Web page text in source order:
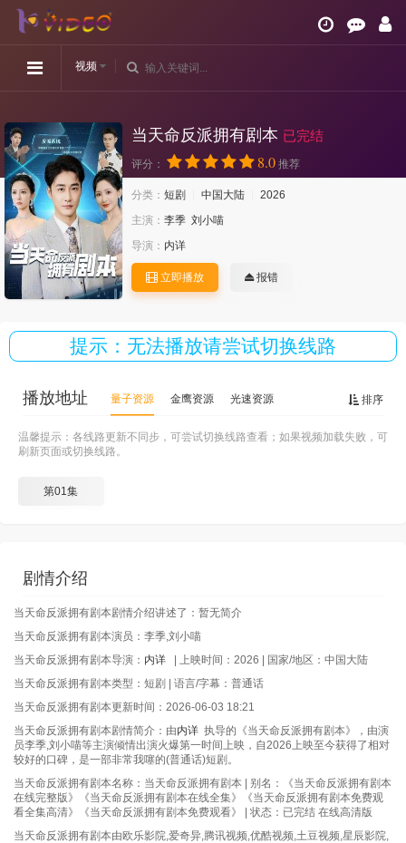
视频
当天命反派拥有剧本 已完结
评分： 8.0 推荐
分类： 短剧 中国大陆
2026
主演： 李季 刘小喵
导演： 内详
立即播放 报错
提示：无法播放请尝试切换线路
排序
播放地址 量子资源 金鹰资源 光速资源
温馨提示：各线路更新不同步，可尝试切换线路查看；如果视频加载失败，可
刷新页面或切换线路。
第01集
剧情介绍
当天命反派拥有剧本剧情介绍讲述了：暂无简介
当天命反派拥有剧本演员：李季,刘小喵
当天命反派拥有剧本导演： 内详 | 上映时间：2026 | 国家/地区：中国大陆
当天命反派拥有剧本类型：短剧 | 语言/字幕：普通话
当天命反派拥有剧本更新时间：2026-06-03 18:21
当天命反派拥有剧本剧情简介：由内详 执导的《当天命反派拥有剧本》，由演
员李季,刘小喵等主演倾情出演火爆第一时间上映，自2026上映至今获得了相对
较好的口碑，是一部非常我噻的(普通话)短剧。
当天命反派拥有剧本名称：当天命反派拥有剧本 | 别名：《当天命反派拥有剧本
在线完整版》《当天命反派拥有剧本在线全集》《当天命反派拥有剧本免费观
看全集高清》《当天命反派拥有剧本免费观看》 | 状态：已完结 在线高清版
当天命反派拥有剧本由欧乐影院,爱奇异,腾讯视频,优酷视频,土豆视频,星辰影院,